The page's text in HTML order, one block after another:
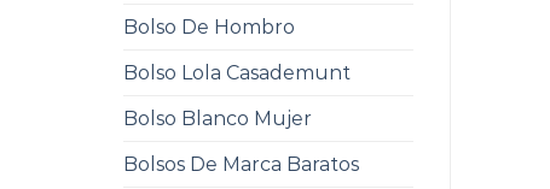
Bolso De Hombro
Bolso Lola Casademunt
Bolso Blanco Mujer
Bolsos De Marca Baratos